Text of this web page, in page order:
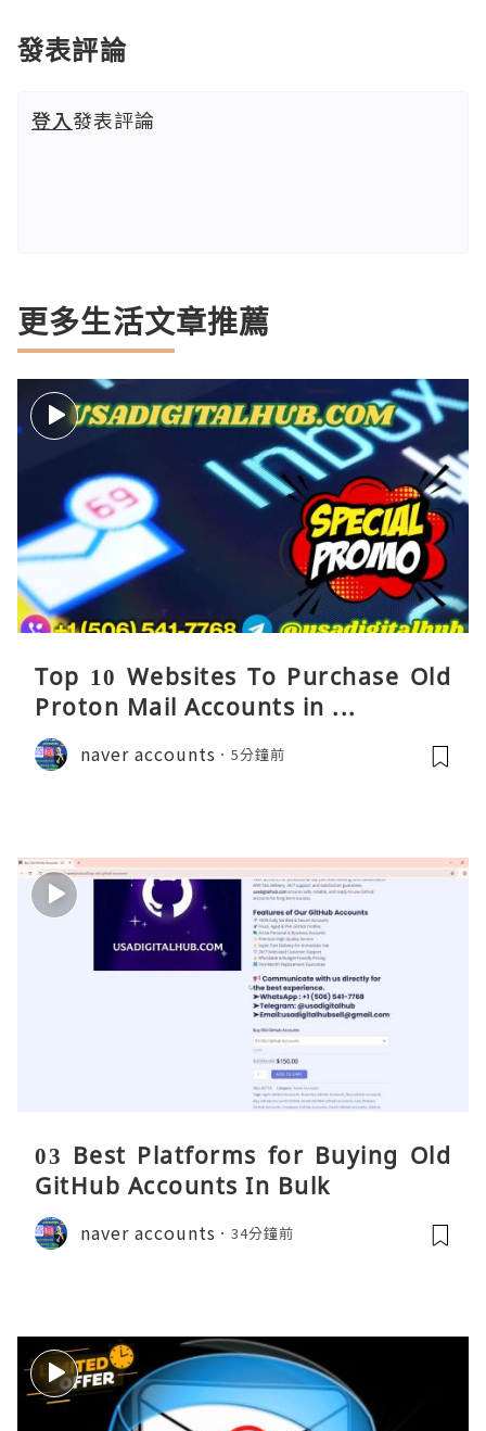
發表評論
登入發表評論
更多生活文章推薦
Top 10 Websites To Purchase Old
Proton Mail Accounts in ...
naver accounts 5分鐘前
03 Best Platforms for Buying Old
GitHub Accounts In Bulk
naver accounts 34分鐘前